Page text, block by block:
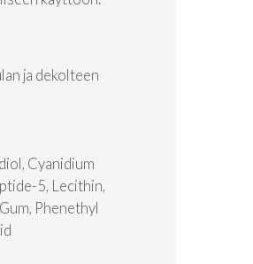
ja dekolteen
Cyanidium
5, Lecithin,
Phenethyl